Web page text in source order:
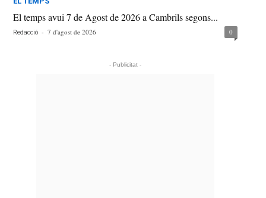
El temps avui 7 de Agost de 2026 a Cambrils segons...
Redacció - 7 d'agost de 2026 0
- Publicitat -